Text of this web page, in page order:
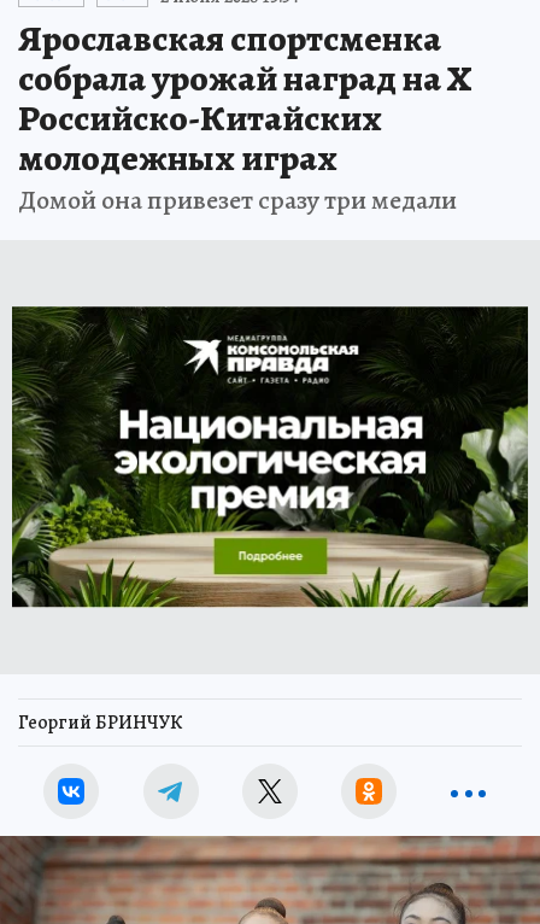
Ярославская спортсменка
собрала урожай наград на Х
Российско-Китайских
молодежных играх
Домой она привезет сразу три медали
Георгий БРИНЧУК